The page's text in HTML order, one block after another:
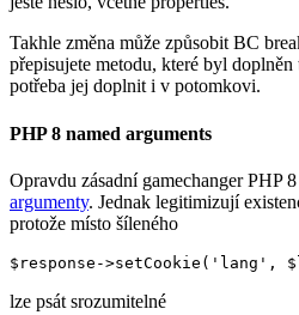
Takhle změna může způsobit BC
přepisujete metodu, které byl
potřeba jej doplnit i v potomkovi.
PHP 8 named arguments
Opravdu zásadní gamechanger PHP
argumenty. Jednak legitimizují
protože místo šíleného
lze psát srozumitelné